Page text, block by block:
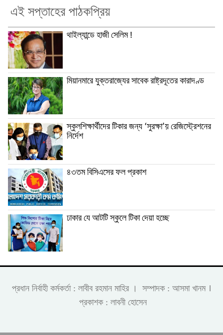
এই সপ্তাহের পাঠকপ্রিয়
থাইল্যান্ডে হাজী সেলিম !
মিয়ানমারে যুক্তরাজ্যের সাবেক রাষ্ট্রদূতের কারাদণ্ড
স্কুলশিক্ষার্থীদের টিকার জন্য ‘সুরক্ষা’য় রেজিস্ট্রেশনের
নির্দেশ
৪৩তম বিসিএসের ফল প্রকাশ
ঢাকার যে আটটি স্কুলে টিকা দেয়া হচ্ছে
প্রধান নির্বাহী কর্মকর্তা : লাবীব রহমান মাহির । সম্পাদক : আসমা খানম ।
প্রকাশক : লাবনী হোসেন